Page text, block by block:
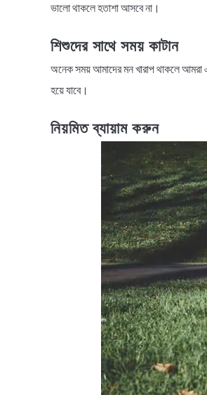
ভালো থাকলে হতাশা আসবে না।
শিশুদের সাথে সময় কাটান
অনেক সময় আমাদের মন খারাপ থাকলে আমরা
হয়ে যাবে।
নিয়মিত ব্যায়াম করুন